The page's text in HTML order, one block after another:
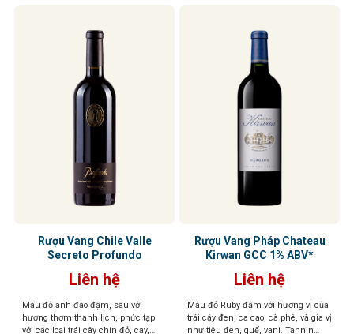
Rượu Vang Chile Valle
Secreto Profundo
Liên hệ
Màu đỏ anh đào đậm, sâu với
hương thơm thanh lịch, phức tạp
với các loại trái cây chín đỏ, cay,
Rượu Vang Pháp Chateau
Kirwan GCC 1% ABV*
Liên hệ
Màu đỏ Ruby đậm với hương vị của
trái cây đen, ca cao, cà phê, và gia vị
như tiêu đen, quế, vani. Tannin